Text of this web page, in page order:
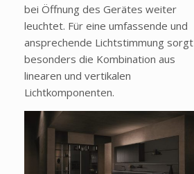
bei Öffnung des Gerätes weiter
leuchtet. Für eine umfassende und
ansprechende Lichtstimmung sorgt
besonders die Kombination aus
linearen und vertikalen
Lichtkomponenten.